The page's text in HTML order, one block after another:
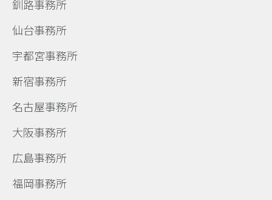
釧路事務所
仙台事務所
宇都宮事務所
新宿事務所
名古屋事務所
大阪事務所
広島事務所
福岡事務所